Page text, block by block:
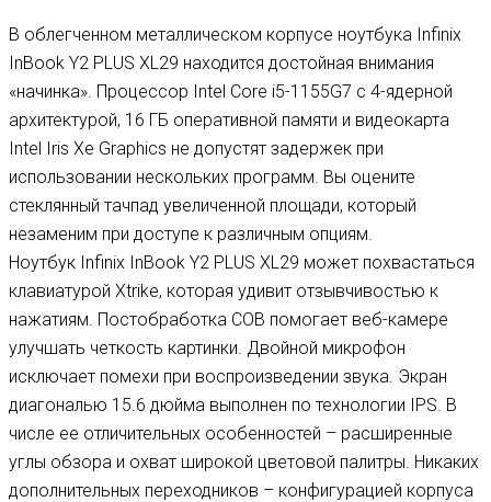
В облегченном металлическом корпусе ноутбука Infinix
InBook Y2 PLUS XL29 находится достойная внимания
«начинка». Процессор Intel Core i5-1155G7 с 4-ядерной
архитектурой, 16 ГБ оперативной памяти и видеокарта
Intel Iris Xe Graphics не допустят задержек при
использовании нескольких программ. Вы оцените
стеклянный тачпад увеличенной площади, который
незаменим при доступе к различным опциям.
Ноутбук Infinix InBook Y2 PLUS XL29 может похвастаться
клавиатурой Xtrike, которая удивит отзывчивостью к
нажатиям. Постобработка COB помогает веб-камере
улучшать четкость картинки. Двойной микрофон
исключает помехи при воспроизведении звука. Экран
диагональю 15.6 дюйма выполнен по технологии IPS. В
числе ее отличительных особенностей – расширенные
углы обзора и охват широкой цветовой палитры. Никаких
дополнительных переходников – конфигурацией корпуса